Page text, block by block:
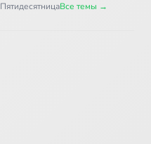
ПятидесятницаВсе темы →